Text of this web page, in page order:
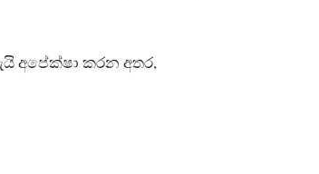
අපේක්ෂා කරන අතර,